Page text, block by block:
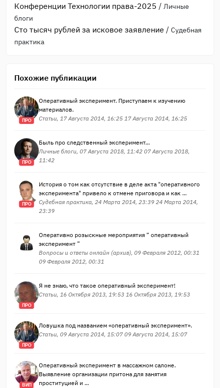
Конференции Технологии права-2025 / Личные
блоги
Сто тысяч рублей за исковое заявление / Судебная
практика
Похожие публикации
ПРО
Оперативный эксперимент. Приступаем к изучению
материалов.
Статьи, 17 Августа 2014, 16:25 17 Августа 2014, 16:25
ПРО
Быль про следственный эксперимент...
Личные блоги, 07 Августа 2018, 11:42 07 Августа 2018,
11:42
ПРО
История о том как отсутствие в деле акта "оперативного
эксперимента" привело к отмене приговора и как ...
Судебная практика, 24 Марта 2014, 23:39 24 Марта 2014,
23:39
Оперативно розыскные мероприятия “ оперативный
эксперимент ”
Вопросы и ответы онлайн (архив), 09 Февраля 2012, 00:31
09 Февраля 2012, 00:31
ПРО
Я не знаю, что такое оперативный эксперимент!
Статьи, 16 Октября 2013, 19:53 16 Октября 2013, 19:53
ПРО
Ловушка под названием «оперативный эксперимент».
Статьи, 09 Августа 2014, 15:07 09 Августа 2014, 15:07
ВИП
Оперативный эксперимент в массажном салоне.
Выявление организации притона для занятия
проституцией и ...